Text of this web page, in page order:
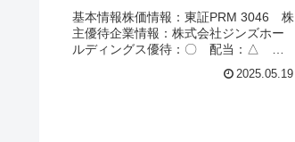
基本情報株価情報：東証PRM 3046 株
主優待企業情報：株式会社ジンズホー
ルディングス優待：〇 配当：△ 成
円 配当利回り：1.07％（2025.5.18）
2025.05.19